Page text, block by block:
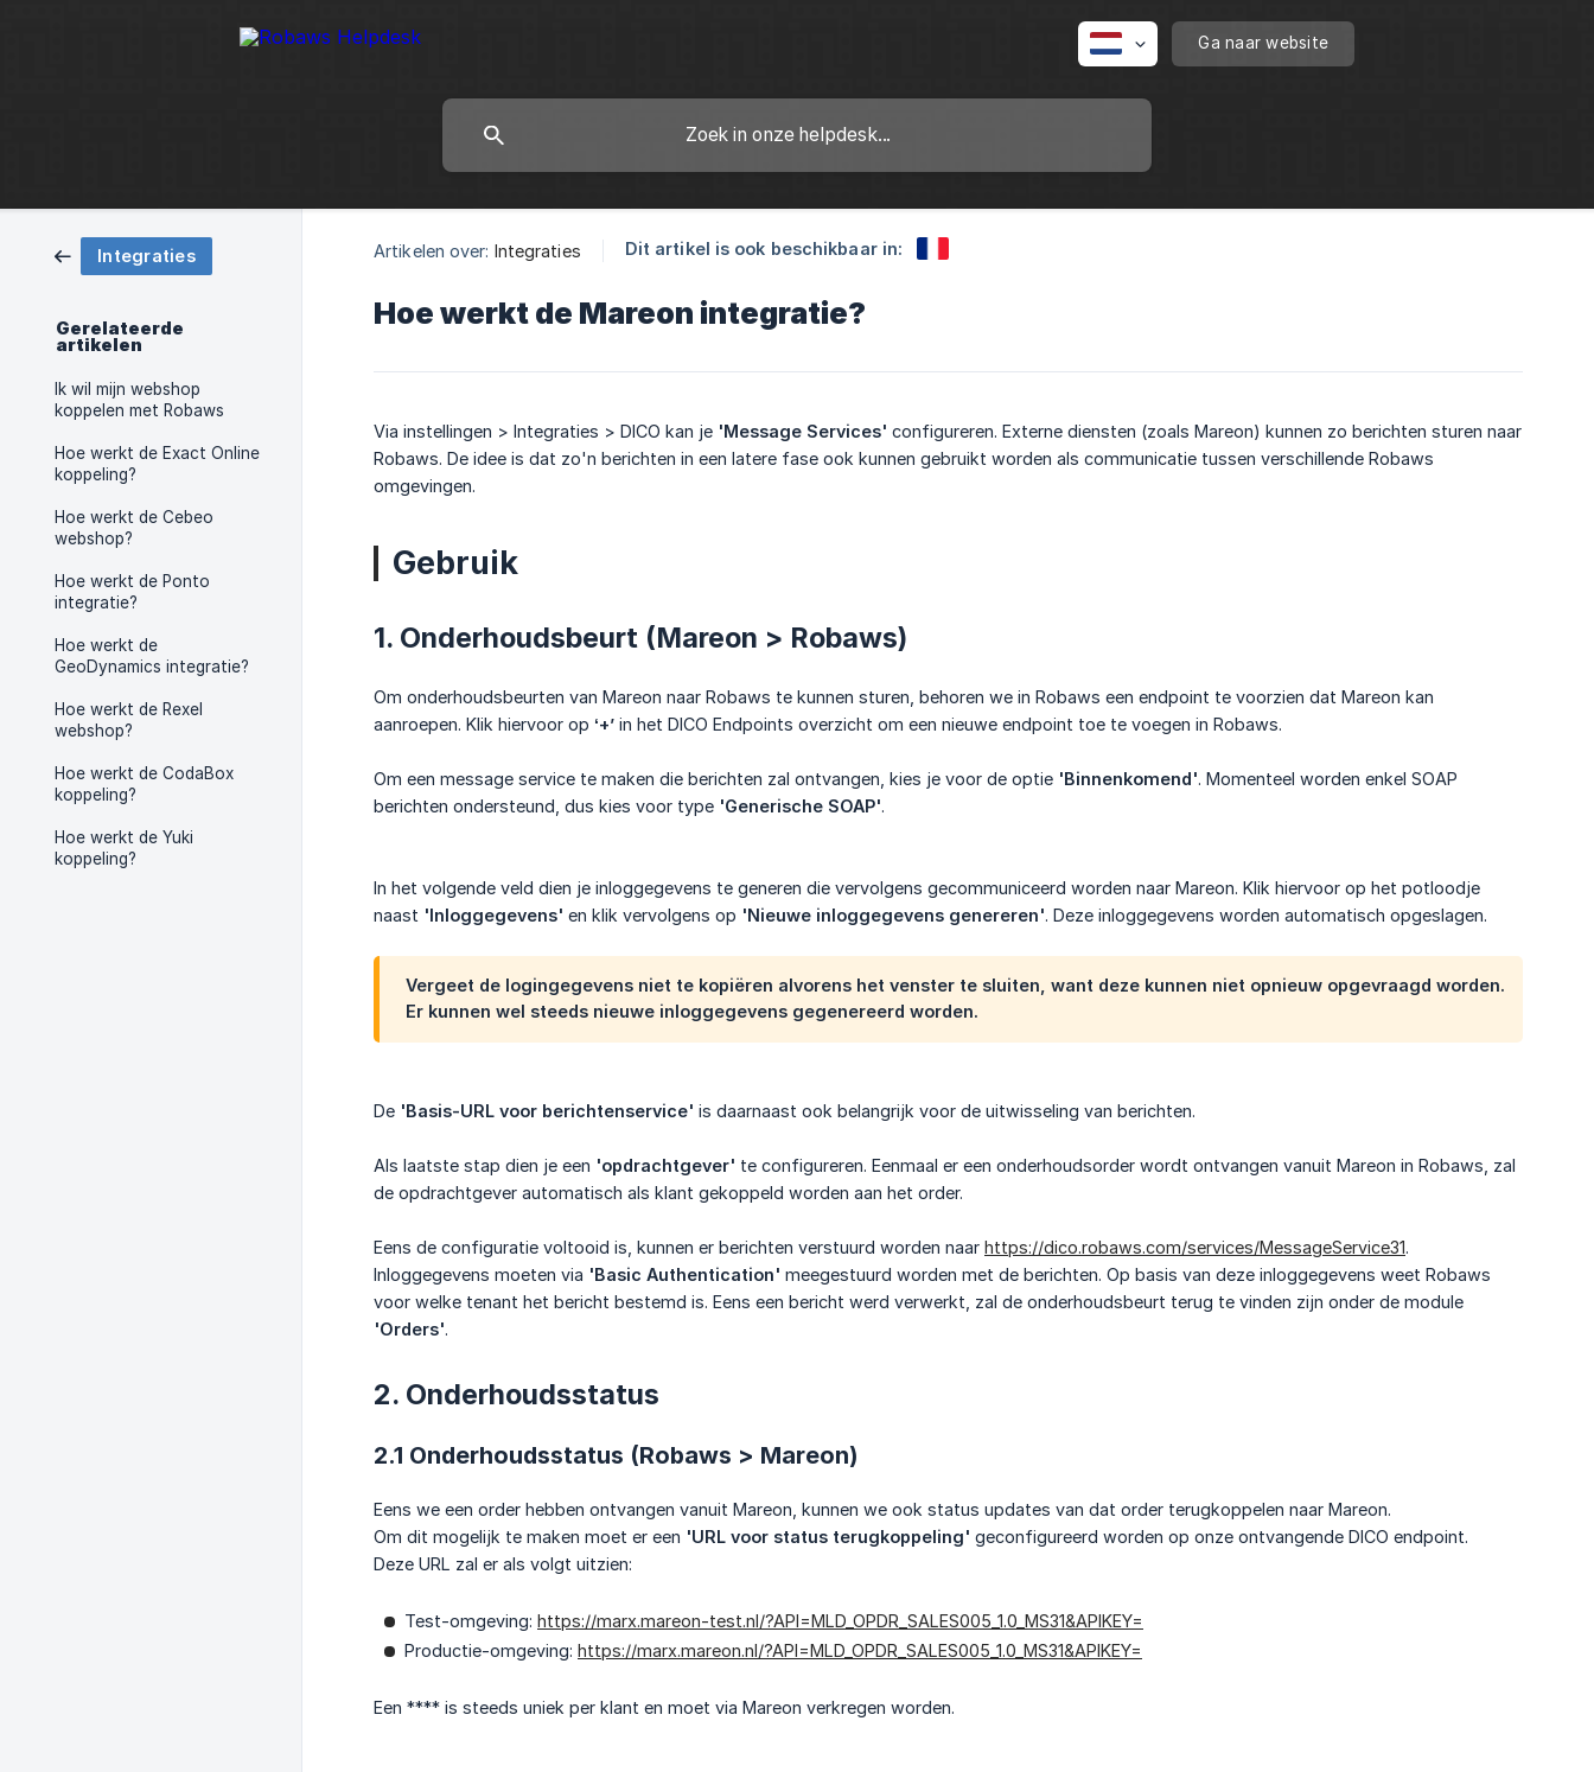
Ga naar website
Integraties
Gerelateerde
artikelen
Ik wil mijn webshop
koppelen met Robaws
Hoe werkt de Exact Online
koppeling?
Hoe werkt de Cebeo
webshop?
Hoe werkt de Ponto
integratie?
Hoe werkt de
GeoDynamics integratie?
Hoe werkt de Rexel
webshop?
Hoe werkt de CodaBox
koppeling?
Hoe werkt de Yuki
koppeling?
Artikelen over: Integraties Dit artikel is ook beschikbaar in:
Hoe werkt de Mareon integratie?
Via instellingen > Integraties > DICO kan je 'Message Services' configureren. Externe diensten (zoals Mareon) kunnen zo berichten sturen naar
Robaws. De idee is dat zo'n berichten in een latere fase ook kunnen gebruikt worden als communicatie tussen verschillende Robaws
omgevingen.
Gebruik
1. Onderhoudsbeurt (Mareon > Robaws)
Om onderhoudsbeurten van Mareon naar Robaws te kunnen sturen, behoren we in Robaws een endpoint te voorzien dat Mareon kan
aanroepen. Klik hiervoor op ‘+ʼ in het DICO Endpoints overzicht om een nieuwe endpoint toe te voegen in Robaws.
Om een message service te maken die berichten zal ontvangen, kies je voor de optie 'Binnenkomend'. Momenteel worden enkel SOAP
berichten ondersteund, dus kies voor type 'Generische SOAP'.
In het volgende veld dien je inloggegevens te generen die vervolgens gecommuniceerd worden naar Mareon. Klik hiervoor op het potloodje
naast 'Inloggegevens' en klik vervolgens op 'Nieuwe inloggegevens genereren'. Deze inloggegevens worden automatisch opgeslagen.
Vergeet de logingegevens niet te kopiëren alvorens het venster te sluiten, want deze kunnen niet opnieuw opgevraagd worden.
Er kunnen wel steeds nieuwe inloggegevens gegenereerd worden.
De 'Basis-URL voor berichtenservice' is daarnaast ook belangrijk voor de uitwisseling van berichten.
Als laatste stap dien je een 'opdrachtgever' te configureren. Eenmaal er een onderhoudsorder wordt ontvangen vanuit Mareon in Robaws, zal
de opdrachtgever automatisch als klant gekoppeld worden aan het order.
Eens de configuratie voltooid is, kunnen er berichten verstuurd worden naar https://dico.robaws.com/services/MessageService31.
Inloggegevens moeten via 'Basic Authentication' meegestuurd worden met de berichten. Op basis van deze inloggegevens weet Robaws
voor welke tenant het bericht bestemd is. Eens een bericht werd verwerkt, zal de onderhoudsbeurt terug te vinden zijn onder de module
'Orders'.
2. Onderhoudsstatus
2.1 Onderhoudsstatus (Robaws > Mareon)
Eens we een order hebben ontvangen vanuit Mareon, kunnen we ook status updates van dat order terugkoppelen naar Mareon.
Om dit mogelijk te maken moet er een 'URL voor status terugkoppeling' geconfigureerd worden op onze ontvangende DICO endpoint.
Deze URL zal er als volgt uitzien:
Test-omgeving: https://marx.mareon-test.nl/?API=MLD_OPDR_SALES005_1.0_MS31&APIKEY=
Productie-omgeving: https://marx.mareon.nl/?API=MLD_OPDR_SALES005_1.0_MS31&APIKEY=
Een **** is steeds uniek per klant en moet via Mareon verkregen worden.